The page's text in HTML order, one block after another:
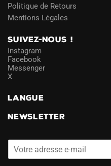
Politique de Retours
Mentions Légales
SUIVEZ-NOUS !
Instagram
Facebook
Messenger
X
LANGUE
NEWSLETTER